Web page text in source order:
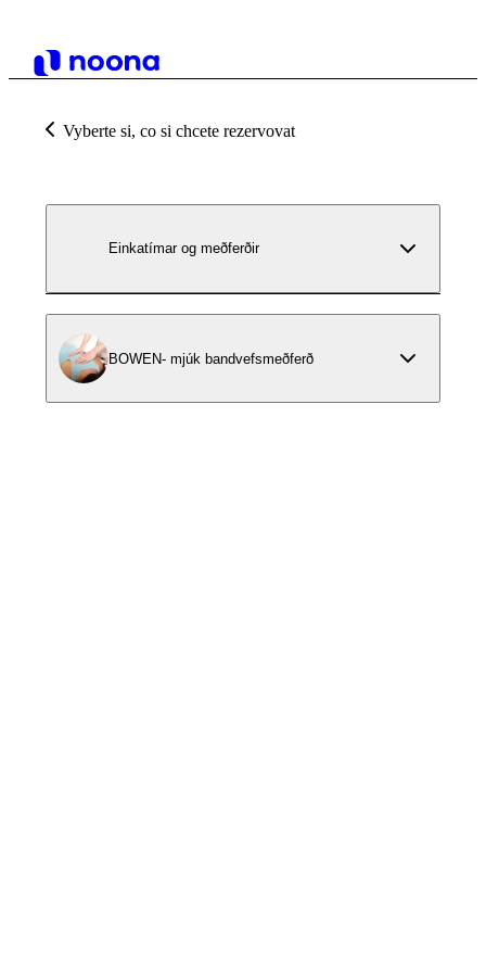
Vyberte si, co si chcete rezervovat
Einkatímar og meðferðir
BOWEN- mjúk bandvefsmeðferð